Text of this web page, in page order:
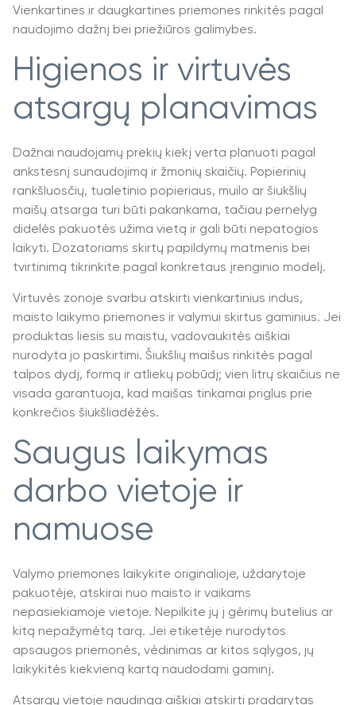
Vienkartines ir daugkartines priemones rinkitės pagal
naudojimo dažnį bei priežiūros galimybes.
Higienos ir virtuvės
atsargų planavimas
Dažnai naudojamų prekių kiekį verta planuoti pagal
ankstesnį sunaudojimą ir žmonių skaičių. Popierinių
rankšluosčių, tualetinio popieriaus, muilo ar šiukšlių
maišų atsarga turi būti pakankama, tačiau pernelyg
didelės pakuotės užima vietą ir gali būti nepatogios
laikyti. Dozatoriams skirtų papildymų matmenis bei
tvirtinimą tikrinkite pagal konkretaus įrenginio modelį.
Virtuvės zonoje svarbu atskirti vienkartinius indus,
maisto laikymo priemones ir valymui skirtus gaminius. Jei
produktas liesis su maistu, vadovaukitės aiškiai
nurodyta jo paskirtimi. Šiukšlių maišus rinkitės pagal
talpos dydį, formą ir atliekų pobūdį; vien litrų skaičius ne
visada garantuoja, kad maišas tinkamai priglus prie
konkrečios šiukšliadėžės.
Saugus laikymas
darbo vietoje ir
namuose
Valymo priemones laikykite originalioje, uždarytoje
pakuotėje, atskirai nuo maisto ir vaikams
nepasiekiamoje vietoje. Nepilkite jų į gėrimų butelius ar
kitą nepažymėtą tarą. Jei etiketėje nurodytos
apsaugos priemonės, vėdinimas ar kitos sąlygos, jų
laikykitės kiekvieną kartą naudodami gaminį.
Atsargų vietoje naudinga aiškiai atskirti pradarytas